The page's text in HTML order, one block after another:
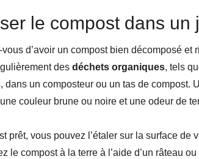
le compost dans un
d’avoir un compost bien décomposé et
des déchets organiques, tels
dans un composteur ou un tas de compost.
couleur brune ou noire et une odeur de
prêt, vous pouvez l’étaler sur la surface de
le compost à la terre à l’aide d’un râteau